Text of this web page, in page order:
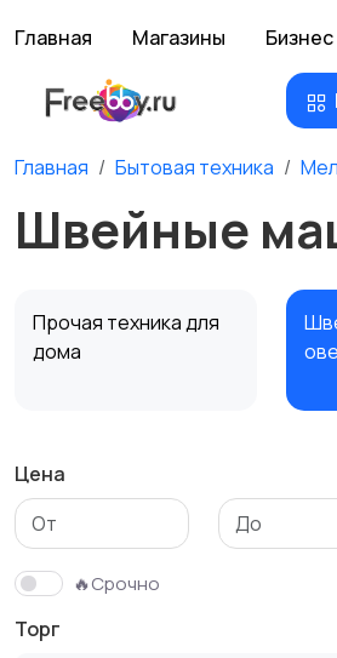
Главная Магазины
Главная Бытовая техника
Швейные
Прочая техника для
дома
Цена
🔥Срочно
Торг